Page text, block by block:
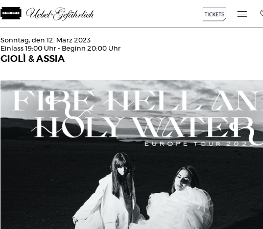
Sonntag, den 12. März 2023
Einlass 19:00 Uhr - Beginn 20:00 Uhr
GIOLÌ & ASSIA